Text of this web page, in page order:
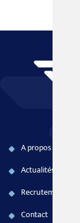
A propos
Actualités
Recrutement
Contact